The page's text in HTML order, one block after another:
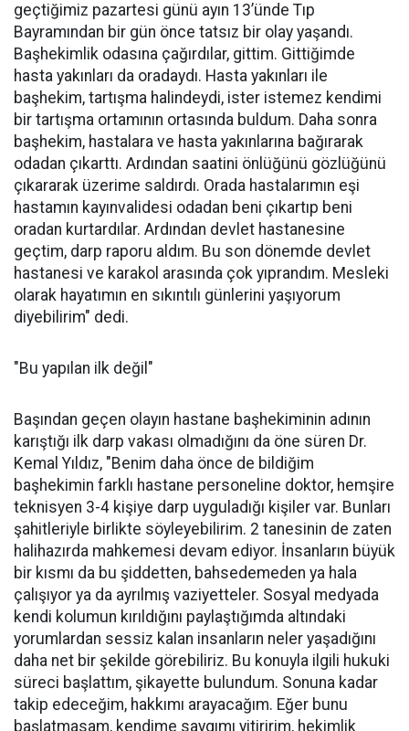
geçtiğimiz pazartesi günü ayın 13’ünde Tıp
Bayramından bir gün önce tatsız bir olay yaşandı.
Başhekimlik odasına çağırdılar, gittim. Gittiğimde
hasta yakınları da oradaydı. Hasta yakınları ile
başhekim, tartışma halindeydi, ister istemez kendimi
bir tartışma ortamının ortasında buldum. Daha sonra
başhekim, hastalara ve hasta yakınlarına bağırarak
odadan çıkarttı. Ardından saatini önlüğünü gözlüğünü
çıkararak üzerime saldırdı. Orada hastalarımın eşi
hastamın kayınvalidesi odadan beni çıkartıp beni
oradan kurtardılar. Ardından devlet hastanesine
geçtim, darp raporu aldım. Bu son dönemde devlet
hastanesi ve karakol arasında çok yıprandım. Mesleki
olarak hayatımın en sıkıntılı günlerini yaşıyorum
diyebilirim" dedi.
"Bu yapılan ilk değil"
Başından geçen olayın hastane başhekiminin adının
karıştığı ilk darp vakası olmadığını da öne süren Dr.
Kemal Yıldız, "Benim daha önce de bildiğim
başhekimin farklı hastane personeline doktor, hemşire
teknisyen 3-4 kişiye darp uyguladığı kişiler var. Bunları
şahitleriyle birlikte söyleyebilirim. 2 tanesinin de zaten
halihazırda mahkemesi devam ediyor. İnsanların büyük
bir kısmı da bu şiddetten, bahsedemeden ya hala
çalışıyor ya da ayrılmış vaziyetteler. Sosyal medyada
kendi kolumun kırıldığını paylaştığımda altındaki
yorumlardan sessiz kalan insanların neler yaşadığını
daha net bir şekilde görebiliriz. Bu konuyla ilgili hukuki
süreci başlattım, şikayette bulundum. Sonuna kadar
takip edeceğim, hakkımı arayacağım. Eğer bunu
başlatmasam, kendime saygımı yitiririm, hekimlik